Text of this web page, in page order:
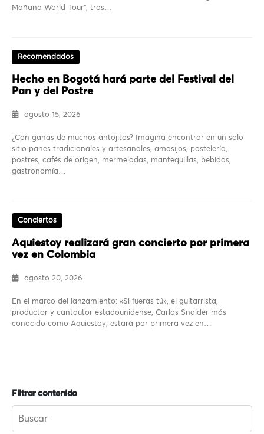
Mañana World Tour”, tras…
Recomendados
Hecho en Bogotá hará parte del Festival del
Pan y del Postre
agosto 15, 2026
¿Con ganas de muchos antojitos? Imagina encontrar en un solo
sitio panes tradicionales y artesanales, amasijos, pastelería,
postres, cafés de origen, mermeladas, mantequillas, bebidas,
gastronomía…
Conciertos
Aquiestoy realizará gran concierto por primera
vez en Colombia
agosto 20, 2026
En el marco del lanzamiento: «Si fueras tú», el guitarrista,
productor y cantautor estadounidense, Carlos Snaider más
conocido como Aquiestoy, estará por primera vez en…
Filtrar contenido